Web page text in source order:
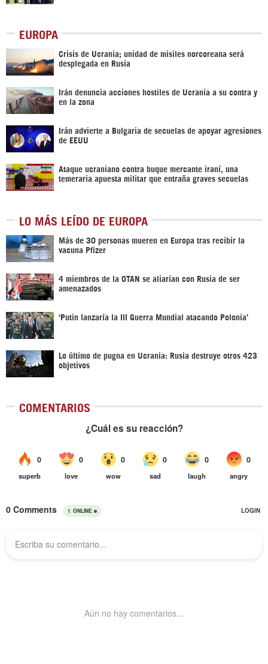
EUROPA
Crisis de Ucrania; unidad de misiles norcoreana será
desplegada en Rusia
Irán denuncia acciones hostiles de Ucrania a su contra y
en la zona
Irán advierte a Bulgaria de secuelas de apoyar agresiones
de EEUU
Ataque ucraniano contra buque mercante iraní, una
temeraria apuesta militar que entraña graves secuelas
LO MÁS LEÍDO DE EUROPA
Más de 30 personas mueren en Europa tras recibir la
vacuna Pfizer
4 miembros de la OTAN se aliarían con Rusia de ser
amenazados
‘Putin lanzaría la III Guerra Mundial atacando Polonia’
Lo último de pugna en Ucrania: Rusia destruye otros 423
objetivos
COMENTARIOS